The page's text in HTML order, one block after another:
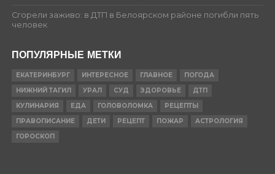
Сгорели заживо: в ДТП в Белоярском районе погибли пять
человек
ПОПУЛЯРНЫЕ МЕТКИ
ЕКАТЕРИНБУРГ ИНТЕРЕСНОЕ ГЛАВНОЕ
ПОГОДА
НИЖНИЙ ТАГИЛ
УРАЛ СУД ЗДОРОВЬЕ
ДТП
КУЛИНАРИЯ
ЕДА ГОЛОВОЛОМКА
РЕЦЕПТЫ
ПРАВОПИСАНИЕ
ДЕТИ РЕЦЕПТ ПОЖАР
АСТРОЛОГИЯ
ГОРОСКОП